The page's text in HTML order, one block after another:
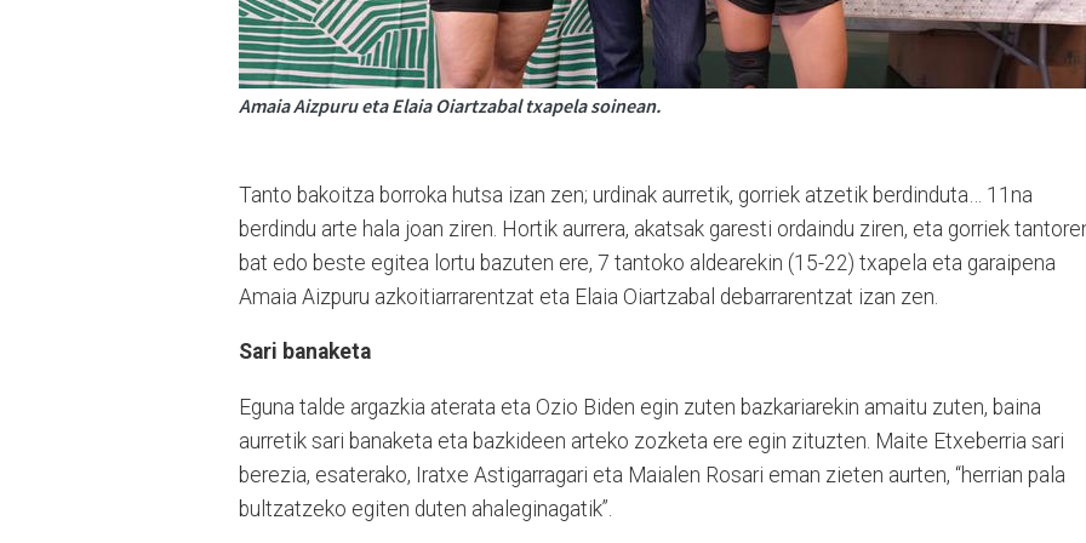
Amaia Aizpuru eta Elaia Oiartzabal txapela soinean.
Tanto bakoitza borroka hutsa izan zen; urdinak aurretik, gorriek atzetik berdinduta… 11na
berdindu arte hala joan ziren. Hortik aurrera, akatsak garesti ordaindu ziren, eta gorriek
bat edo beste egitea lortu bazuten ere, 7 tantoko aldearekin (15-22) txapela eta garaipena
Amaia Aizpuru azkoitiarrarentzat eta Elaia Oiartzabal debarrarentzat izan zen.
Sari banaketa
Eguna talde argazkia aterata eta Ozio Biden egin zuten bazkariarekin amaitu zuten, baina
aurretik sari banaketa eta bazkideen arteko zozketa ere egin zituzten. Maite Etxeberria sari
berezia, esaterako, Iratxe Astigarragari eta Maialen Rosari eman zieten aurten, “herrian pala
bultzatzeko egiten duten ahaleginagatik”.